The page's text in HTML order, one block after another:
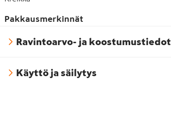
Pakkausmerkinnät
Ravintoarvo- ja koostumustiedot
Käyttö ja säilytys